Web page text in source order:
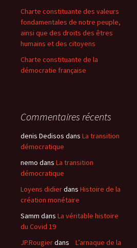
Charte constituante des valeurs
fondamentales de notre peuple,
ainsi que des droits des êtres
humains et des citoyens
Charte constituante de la
démocratie française
Commentaires récents
denis Dedisos dans La transition
démocratique
nemo dans La transition
démocratique
Loyens didierdans Histoire de la
création monétaire
Samm dans La véritable histoire
du Covid 19
JP.Rougierdans
L’arnaque de la